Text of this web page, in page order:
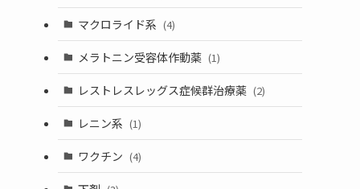
マクロライド系 (4)
メラトニン受容体作動薬 (1)
レストレスレッグス症候群治療薬 (2)
レニン系 (1)
ワクチン (4)